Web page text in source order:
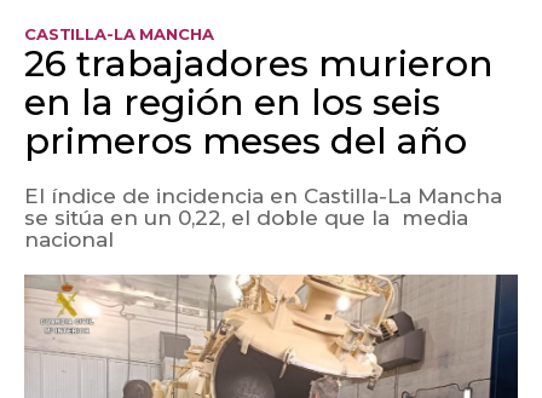
CASTILLA-LA MANCHA
26 trabajadores murieron
en la región en los seis
primeros meses del año
El índice de incidencia en Castilla-La Mancha
se sitúa en un 0,22, el doble que la media
nacional